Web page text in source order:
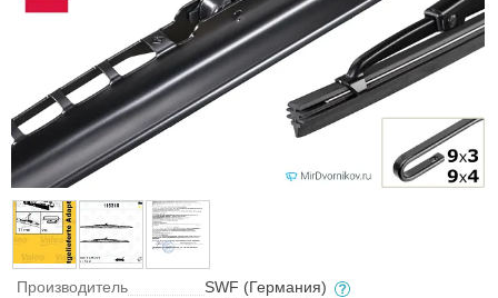
Производитель
SWF (Германия)